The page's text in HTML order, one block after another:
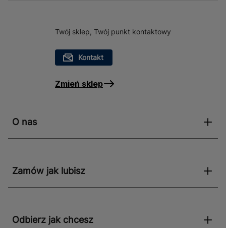
Twój sklep, Twój punkt kontaktowy
Kontakt
Zmień sklep
O nas
Zamów jak lubisz
Odbierz jak chcesz